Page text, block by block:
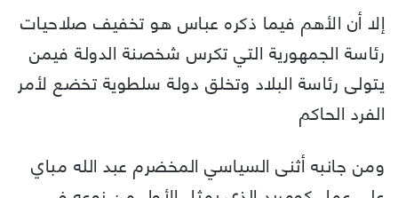
إلا أن الأهم فيما ذكره عباس هو تخفيف صلاحيات
رئاسة الجمهورية التي تكرس شخصنة الدولة فيمن
يتولى رئاسة البلاد وتخلق دولة سلطوية تخضع لأمر
الفرد الحاكم
ومن جانبه أثنى السياسي المخضرم عبد الله مباي